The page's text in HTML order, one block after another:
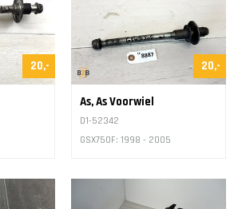
20,- 20,-
As, As Voorwiel
D1-52342
GSX750F: 1998 - 2005